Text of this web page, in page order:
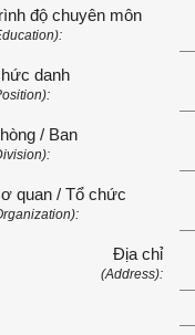
độ chuyên môn
danh
/ Ban
quan / Tổ chức
Địa chỉ
(Address):